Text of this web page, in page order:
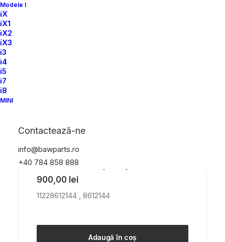
Modele I
iX
iX1
iX2
iX3
i3
i4
i5
i7
i8
MINI
Contactează-ne
info@bawparts.ro
+40 784 858 888
Volanta B46/48 , B58 , B57
900,00 lei
11228612144 , 8612144
Adaugă în coș